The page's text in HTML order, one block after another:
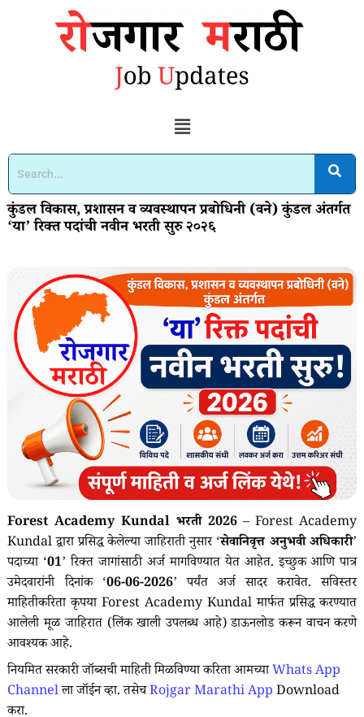
कुंडल विकास, प्रशासन व व्यवस्थापन प्रबोधिनी (वने) कुंडल अंतर्गत
‘या’ रिक्त पदांची नवीन भरती सुरु २०२६
Forest Academy Kundal भरती 2026 – Forest Academy
Kundal द्वारा प्रसिद्ध केलेल्या जाहिराती नुसार ‘सेवानिवृत्त अनुभवी अधिकारी’
पदाच्या ‘01’ रिक्त जागांसाठी अर्ज मागविण्यात येत आहेत. इच्छुक आणि पात्र
उमेदवारांनी दिनांक ‘06-06-2026’ पर्यंत अर्ज सादर करावेत. सविस्तर
माहितीकरिता कृपया Forest Academy Kundal मार्फत प्रसिद्ध करण्यात
आलेली मूळ जाहिरात (लिंक खाली उपलब्ध आहे) डाऊनलोड करून वाचन करणे
आवश्यक आहे.
नियमित सरकारी जॉब्सची माहिती मिळविण्या करिता आमच्याWhats App
Channelला जॉईन व्हा. तसेचRojgar Marathi AppDownload
करा.